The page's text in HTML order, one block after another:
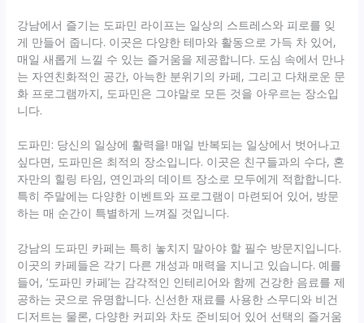
강남에서 즐기는 도파민 라이프는 일상의 스트레스와 피로를 잊
게 만들어 줍니다. 이곳은 다양한 테마와 활동으로 가득 차 있어,
매일 새롭게 느낄 수 있는 즐거움을 제공합니다. 도심 속에서 만나
는 자연친화적인 공간, 아늑한 분위기의 카페, 그리고 다채로운 문
화 프로그램까지, 도파민은 그야말로 모든 것을 아우르는 장소입
니다.
도파민: 당신의 일상에 활력을! 매일 반복되는 일상에서 벗어나고
싶다면, 도파민은 최적의 장소입니다. 이곳은 친구들과의 수다, 혼
자만의 힐링 타임, 연인과의 데이트 장소로 모두에게 적합합니다.
특히 주말에는 다양한 이벤트와 프로그램이 마련되어 있어, 방문
하는 매 순간이 특별하게 느껴질 것입니다.
강남의 도파민 카페는 특히 놓치지 말아야 할 필수 방문지입니다.
이곳의 카페들은 각기 다른 개성과 매력을 지니고 있습니다. 예를
들어, ‘도파민 카페’는 감각적인 인테리어와 함께 건강한 음료를 제
공하는 곳으로 유명합니다. 신선한 재료를 사용한 스무디와 비건
디저트는 물론, 다양한 커피와 차도 준비되어 있어 선택의 즐거움